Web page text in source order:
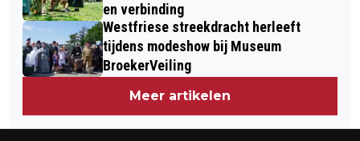
en verbinding
Westfriese streekdracht herleeft
tijdens modeshow bij Museum
BroekerVeiling
Meer artikelen